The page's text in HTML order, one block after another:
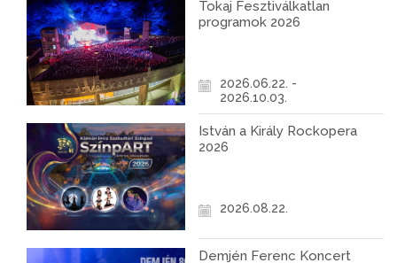
Tokaj Fesztiválkatlan
programok 2026
2026.06.22. -
2026.10.03.
István a Király Rockopera
2026
2026.08.22.
Demjén Ferenc Koncert